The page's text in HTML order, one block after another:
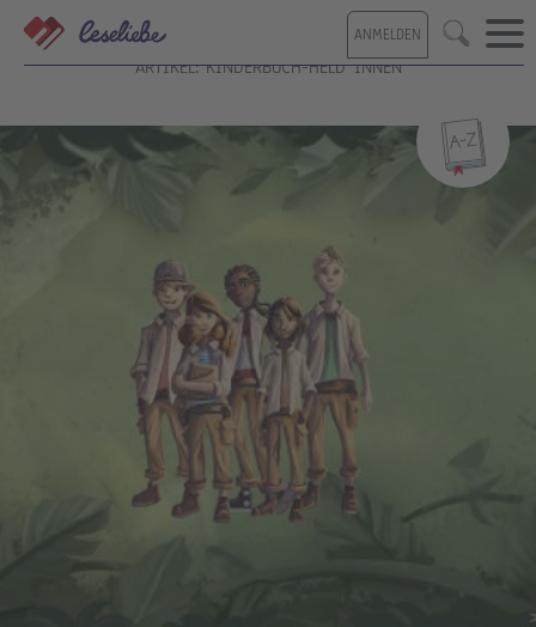
Direkt
zum
Inhalt
ANMELDEN Suche
ARTIKEL: KINDERBUCH-HELD*INNEN